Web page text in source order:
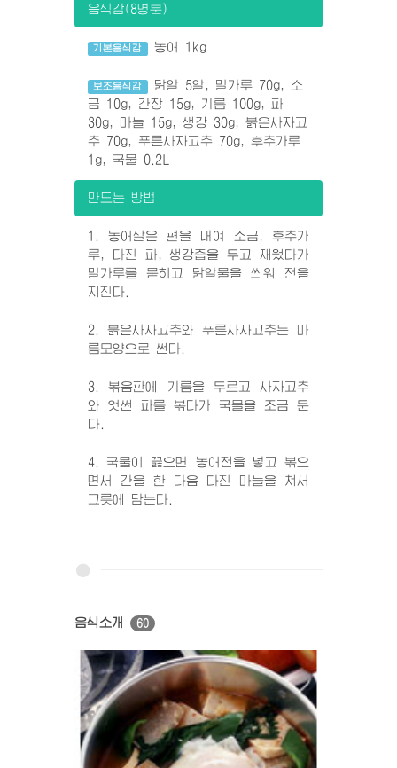
음식감(8명분)
기본음식감 농어 1kg
보조음식감
닭알 5알, 밀가루 70g, 소
금 10g, 간장 15g, 기름 100g, 파
30g, 마늘 15g, 생강 30g, 붉은사자고
추 70g, 푸른사자고추 70g, 후추가루
1g, 국물 0.2L
만드는 방법
1. 농어살은 편을 내여 소금, 후추가
루, 다진 파, 생강즙을 두고 재웠다가
밀가루를 묻히고 닭알물을 씌워 전을
지진다.
2. 붉은사자고추와 푸른사자고추는 마
름모양으로 썬다.
3. 볶음판에 기름을 두르고 사자고추
와 엇썬 파를 볶다가 국물을 조금 둔
다.
4. 국물이 끓으면 농어전을 넣고 볶으
면서 간을 한 다음 다진 마늘을 쳐서
그릇에 담는다.
음식소개 60